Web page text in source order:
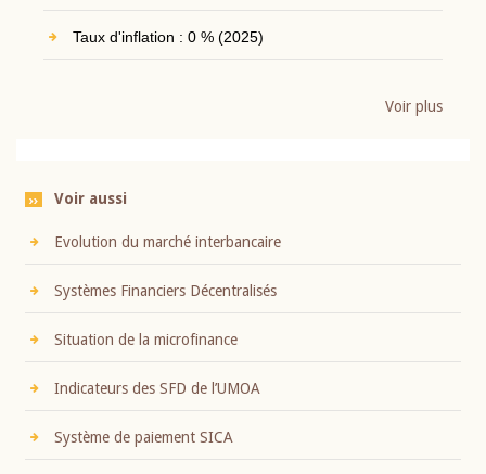
Taux d'inflation : 0 % (2025)
Voir plus
Voir aussi
Evolution du marché interbancaire
Systèmes Financiers Décentralisés
Situation de la microfinance
Indicateurs des SFD de l’UMOA
Système de paiement SICA